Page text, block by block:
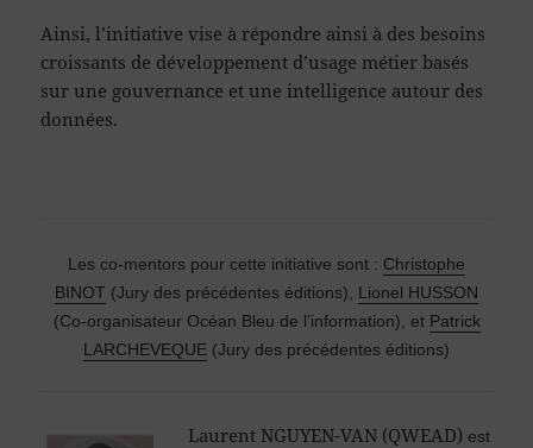
Ainsi, l’initiative vise à répondre ainsi à des besoins
croissants de développement d’usage métier basés
sur une gouvernance et une intelligence autour des
données.
Les co-mentors pour cette initiative sont : Christophe
BINOT (Jury des précédentes éditions), Lionel HUSSON
(Co-organisateur Océan Bleu de l’information), et Patrick
LARCHEVEQUE (Jury des précédentes éditions)
Laurent NGUYEN-VAN (QWEAD) est